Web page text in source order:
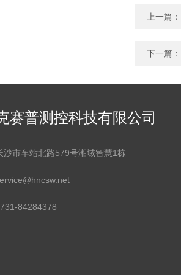
上一篇：
下一篇：
赛普测控科技有限公司
沙市车站北路579号湘域智慧1栋
84284378